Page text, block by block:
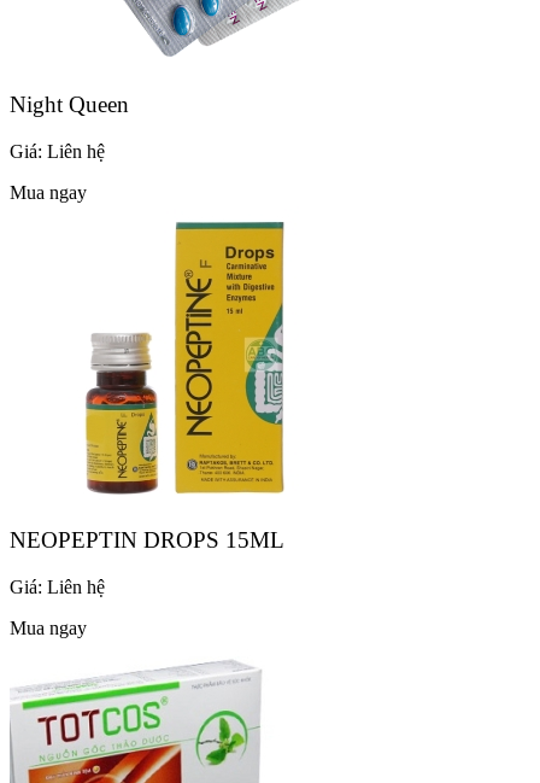
Night Queen
Giá: Liên hệ
Mua ngay
NEOPEPTIN DROPS 15ML
Giá: Liên hệ
Mua ngay